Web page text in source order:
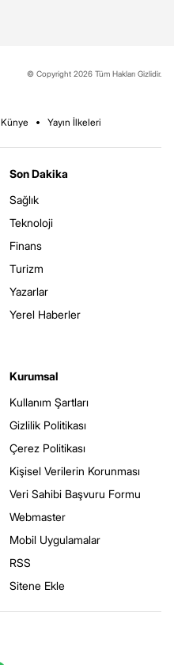
© Copyright 2026 Tüm Hakları Gizlidir.
Künye Yayın İlkeleri
Son Dakika
Sağlık
Teknoloji
Finans
Turizm
Yazarlar
Yerel Haberler
Kurumsal
Kullanım Şartları
Gizlilik Politikası
Çerez Politikası
Kişisel Verilerin Korunması
Veri Sahibi Başvuru Formu
Webmaster
Mobil Uygulamalar
RSS
Sitene Ekle